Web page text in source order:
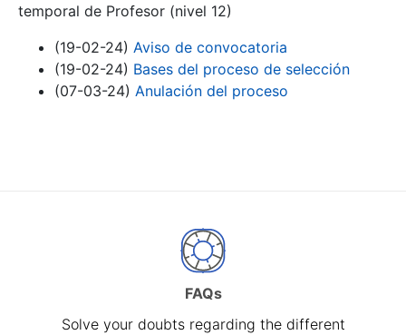
temporal de Profesor (nivel 12)
(19-02-24) Aviso de convocatoria
(19-02-24) Bases del proceso de selección
(07-03-24) Anulación del proceso
FAQs
Solve your doubts regarding the different